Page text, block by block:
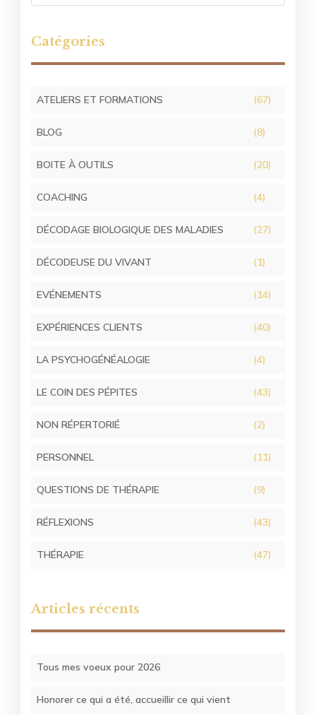
Catégories
ATELIERS ET FORMATIONS (67)
BLOG (8)
BOITE À OUTILS (20)
COACHING (4)
DÉCODAGE BIOLOGIQUE DES MALADIES (27)
DÉCODEUSE DU VIVANT (1)
EVÉNEMENTS (14)
EXPÉRIENCES CLIENTS (40)
LA PSYCHOGÉNÉALOGIE (4)
LE COIN DES PÉPITES (43)
NON RÉPERTORIÉ (2)
PERSONNEL (11)
QUESTIONS DE THÉRAPIE (9)
RÉFLEXIONS (43)
THÉRAPIE (47)
Articles récents
Tous mes voeux pour 2026
Honorer ce qui a été, accueillir ce qui vient